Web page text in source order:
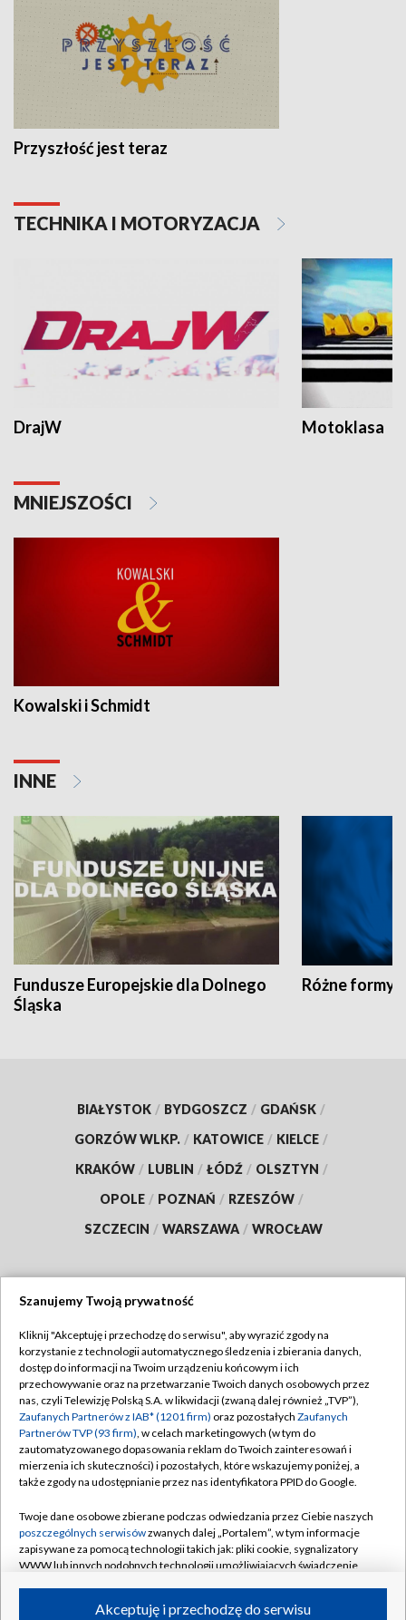
Przyszłość jest teraz
TECHNIKA I MOTORYZACJA
DrajW Motoklasa
MNIEJSZOŚCI
Kowalski i Schmidt
INNE
Fundusze Europejskie dla Dolnego
Śląska
Różne formy
BIAŁYSTOK / BYDGOSZCZ / GDAŃSK /
GORZÓW WLKP. / KATOWICE / KIELCE /
KRAKÓW / LUBLIN / ŁÓDŹ / OLSZTYN /
OPOLE / POZNAŃ / RZESZÓW /
SZCZECIN / WARSZAWA / WROCŁAW
TVP
Abonament TVP
Emisja w TVP
Centrum informacji TVP
Naziemna Telewizja Cyfrowa
Rada Programowa
System NOS
Informacje o nadawcy
Regulamin TVP
Polityka prywatności
Moje zgody
Pomoc
Kontakt
Kanały
Szanujemy Twoją prywatność
Kliknij "Akceptuję i przechodzę do serwisu", aby wyrazić zgody na
korzystanie z technologii automatycznego śledzenia i zbierania danych,
dostęp do informacji na Twoim urządzeniu końcowym i ich
przechowywanie oraz na przetwarzanie Twoich danych osobowych przez
nas, czyli Telewizję Polską S.A. w likwidacji (zwaną dalej również „TVP”),
Zaufanych Partnerów z IAB* (1201 firm) oraz pozostałych Zaufanych
Partnerów TVP (93 firm), w celach marketingowych (w tym do
zautomatyzowanego dopasowania reklam do Twoich zainteresowań i
mierzenia ich skuteczności) i pozostałych, które wskazujemy poniżej, a
także zgody na udostępnianie przez nas identyfikatora PPID do Google.
Twoje dane osobowe zbierane podczas odwiedzania przez Ciebie naszych
poszczególnych serwisówzwanych dalej „Portalem”, w tym informacje
zapisywane za pomocą technologii takich jak: pliki cookie, sygnalizatory
WWW lub innych podobnych technologii umożliwiających świadczenie
ruchu w Internecie.Akceptuję i przechodzę do serwisu